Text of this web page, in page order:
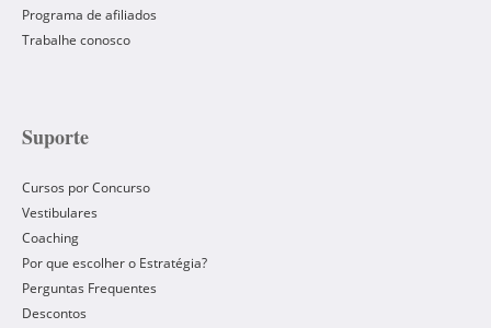
Programa de afiliados
Trabalhe conosco
Suporte
Cursos por Concurso
Vestibulares
Coaching
Por que escolher o Estratégia?
Perguntas Frequentes
Descontos